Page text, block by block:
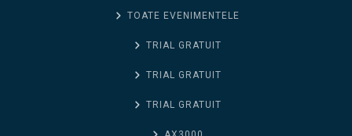
TOATE EVENIMENTELE
TRIAL GRATUIT
TRIAL GRATUIT
TRIAL GRATUIT